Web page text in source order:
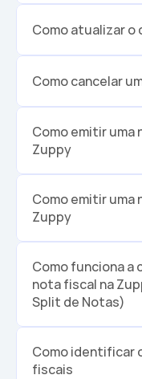
Como atualizar
Como cancelar
Como emitir
Zuppy
Como emitir uma
Zuppy
Como funciona a
nota fiscal na
Split de Notas)
Como identificar
fiscais